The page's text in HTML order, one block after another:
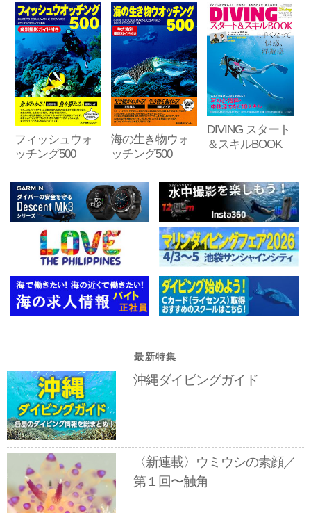
フィッシュウォ
ッチング500
海の生き物ウォ
ッチング500
DIVING スタート
＆スキルBOOK
最新特集
沖縄ダイビングガイド
〈新連載〉ウミウシの素顔／
第１回〜触角